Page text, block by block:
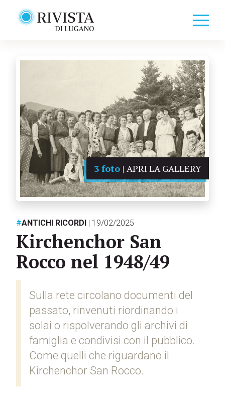
3 foto | APRI LA GALLERY
#ANTICHI RICORDI | 19/02/2025
Kirchenchor San
Rocco nel 1948/49
Sulla rete circolano documenti del
passato, rinvenuti riordinando i
solai o rispolverando gli archivi di
famiglia e condivisi con il pubblico.
Come quelli che riguardano il
Kirchenchor San Rocco.